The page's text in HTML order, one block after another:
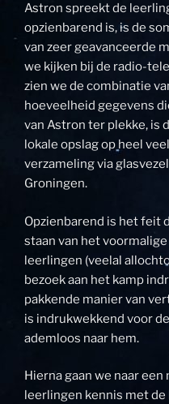
Astron spreekt de
opzienbarend is, is de
van zeer geavanceerde
we kijken bij de radio-
zien we de combinatie
hoeveelheid gegevens
van Astron ter plekke, is
lokale opslag op heel
verzameling via
Groningen.
Opzienbarend is het feit
staan van het
leerlingen (veelal
bezoek aan het kamp
pakkende manier van
is indrukwekkend voor
ademloos naar hem.
Hierna gaan we naar
leerlingen kennis met